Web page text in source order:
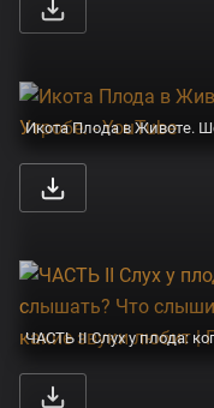
Икота Плода в Животе.